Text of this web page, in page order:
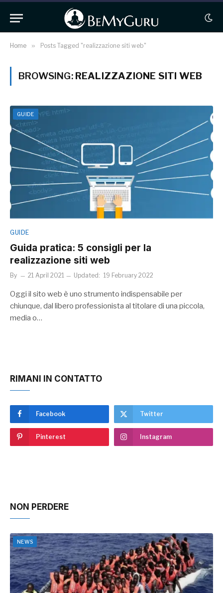
Home » Posts Tagged "realizzazione siti web"
BROWSING: REALIZZAZIONE SITI WEB
GUIDE
GUIDE
Guida pratica: 5 consigli per la
realizzazione siti web
By 21 April 2021 Updated: 19 February 2022
Oggi il sito web è uno strumento indispensabile per
chiunque, dal libero professionista al titolare di una piccola,
media o…
RIMANI IN CONTATTO
Facebook Twitter
Pinterest Instagram
NON PERDERE
NEWS